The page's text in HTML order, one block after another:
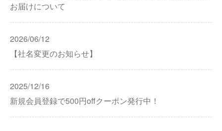
お届けについて
2026/06/12
【社名変更のお知らせ】
2025/12/16
新規会員登録で500円offクーポン発行中！